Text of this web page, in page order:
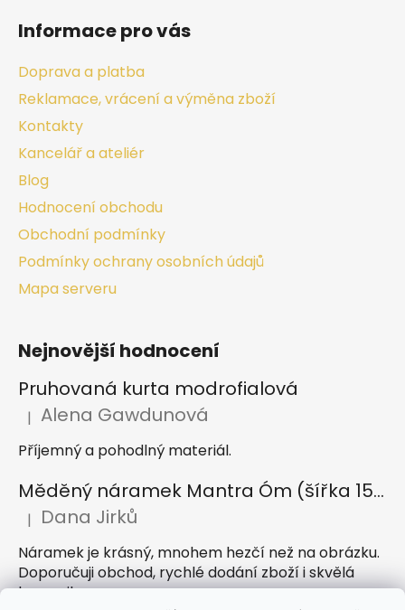
Informace pro vás
Doprava a platba
Reklamace, vrácení a výměna zboží
Kontakty
Kancelář a ateliér
Blog
Hodnocení obchodu
Obchodní podmínky
Podmínky ochrany osobních údajů
Mapa serveru
Nejnovější hodnocení
Pruhovaná kurta modrofialová
Hodnocení produktu je 5 z 5 hvězdiček.
| Alena Gawdunová
Příjemný a pohodlný materiál.
Měděný náramek Mantra Óm (šířka 15 mm)
Hodnocení produktu je 5 z 5 hvězdiček.
| Dana Jirků
Náramek je krásný, mnohem hezčí než na obrázku.
Doporučuji obchod, rychlé dodání zboží i skvělá
komunikace